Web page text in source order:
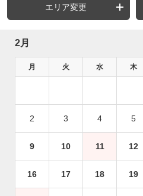
エリア変更
2月
月 火 水 木
2 3 4 5
9 10 11 12
16 17 18 19